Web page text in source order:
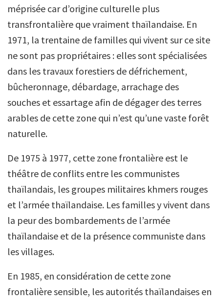
méprisée car d’origine culturelle plus
transfrontalière que vraiment thaïlandaise. En
1971, la trentaine de familles qui vivent sur ce site
ne sont pas propriétaires : elles sont spécialisées
dans les travaux forestiers de défrichement,
bûcheronnage, débardage, arrachage des
souches et essartage afin de dégager des terres
arables de cette zone qui n’est qu’une vaste forêt
naturelle.
De 1975 à 1977, cette zone frontalière est le
théâtre de conflits entre les communistes
thaïlandais, les groupes militaires khmers rouges
et l’armée thaïlandaise. Les familles y vivent dans
la peur des bombardements de l’armée
thaïlandaise et de la présence communiste dans
les villages.
En 1985, en considération de cette zone
frontalière sensible, les autorités thaïlandaises en